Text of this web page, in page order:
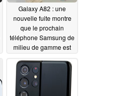
Galaxy A82 : une
nouvelle fuite montre
que le prochain
téléphone Samsung de
milieu de gamme est
04/12/2021